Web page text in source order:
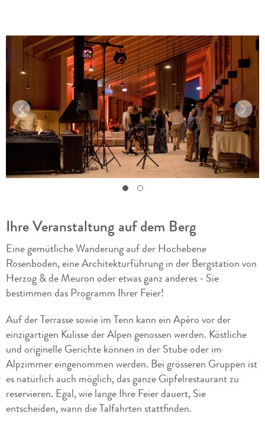
Ihre Veranstaltung auf dem Berg
Eine gemütliche Wanderung auf der Hochebene
Rosenboden, eine Architekturführung in der Bergstation von
Herzog & de Meuron oder etwas ganz anderes - Sie
bestimmen das Programm Ihrer Feier!
Auf der Terrasse sowie im Tenn kann ein Apéro vor der
einzigartigen Kulisse der Alpen genossen werden. Köstliche
und originelle Gerichte können in der Stube oder im
Alpzimmer eingenommen werden. Bei grösseren Gruppen ist
es natürlich auch möglich, das ganze Gipfelrestaurant zu
reservieren. Egal, wie lange Ihre Feier dauert, Sie
entscheiden, wann die Talfahrten stattfinden.